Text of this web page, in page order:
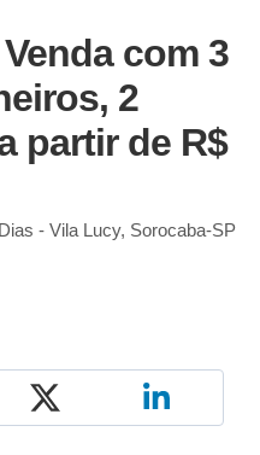
com 3
2
partir de R$
- Vila Lucy, Sorocaba-SP